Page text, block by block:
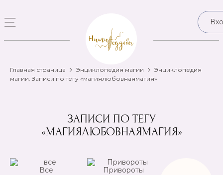
Главная страница Энциклопедия магии
Энциклопедия
магии. Записи по тегу «магиялюбовнаямагия»
ЗАПИСИ ПО ТЕГУ
«МАГИЯЛЮБОВНАЯМАГИЯ»
Все
Привороты